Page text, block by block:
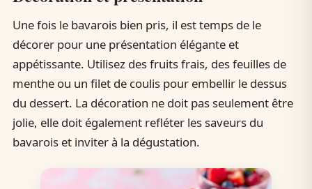
Une fois le bavarois bien pris, il est temps de le
décorer pour une présentation élégante et
appétissante. Utilisez des fruits frais, des feuilles de
menthe ou un filet de coulis pour embellir le dessus
du dessert. La décoration ne doit pas seulement être
jolie, elle doit également refléter les saveurs du
bavarois et inviter à la dégustation.